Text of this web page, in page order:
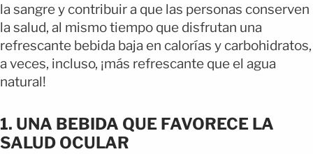
la sangre y contribuir a que las personas conserven
la salud, al mismo tiempo que disfrutan una
refrescante bebida baja en calorías y carbohidratos,
a veces, incluso, ¡más refrescante que el agua
natural!
1. UNA BEBIDA QUE FAVORECE LA
SALUD OCULAR